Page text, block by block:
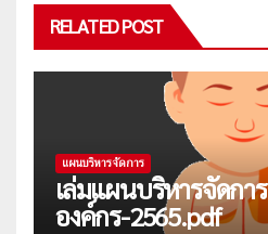
RELATED POST
แผนบริหารจัดการ
เล่มแผนบริหารจัดการ
องค์กร-2565.pdf